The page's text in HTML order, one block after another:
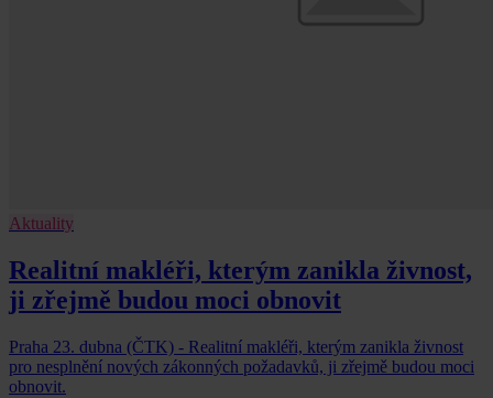
Aktuality
Realitní makléři, kterým zanikla živnost,
ji zřejmě budou moci obnovit
Praha 23. dubna (ČTK) - Realitní makléři, kterým zanikla živnost
pro nesplnění nových zákonných požadavků, ji zřejmě budou moci
obnovit.